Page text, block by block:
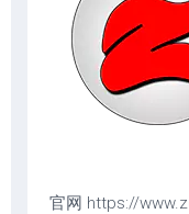
官网 https://